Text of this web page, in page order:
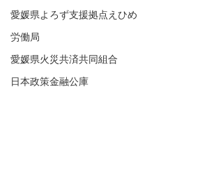
愛媛県よろず支援拠点えひめ
労働局
愛媛県火災共済共同組合
日本政策金融公庫